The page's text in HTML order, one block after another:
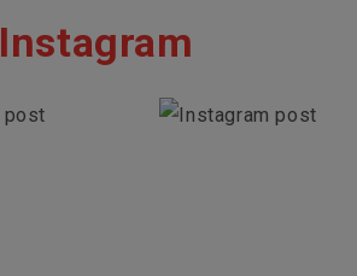
Instagram
Section description